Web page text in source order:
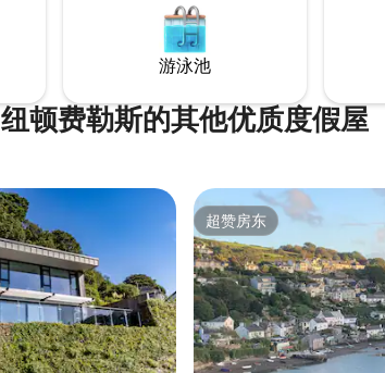
游泳池
纽顿费勒斯的其他优质度假屋
超赞房东
超赞房东